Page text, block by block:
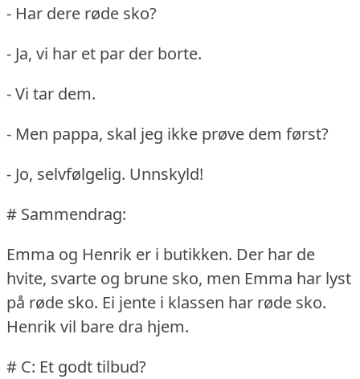
- Har dere røde sko?
- Ja, vi har et par der borte.
- Vi tar dem.
- Men pappa, skal jeg ikke prøve dem først?
- Jo, selvfølgelig. Unnskyld!
# Sammendrag:
Emma og Henrik er i butikken. Der har de
hvite, svarte og brune sko, men Emma har lyst
på røde sko. Ei jente i klassen har røde sko.
Henrik vil bare dra hjem.
# C: Et godt tilbud?